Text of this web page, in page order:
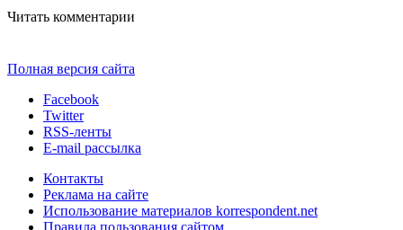
Читать комментарии
Полная версия сайта
Facebook
Twitter
RSS-ленты
E-mail рассылка
Контакты
Реклама на сайте
Использование материалов korrespondent.net
Правила пользования сайтом